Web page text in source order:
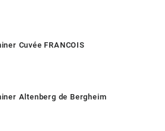
Cuvée FRANCOIS
Altenberg de Bergheim